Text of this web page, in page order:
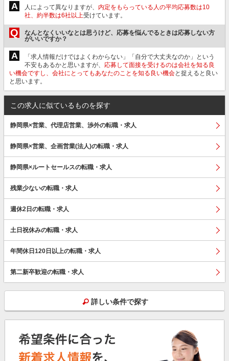
A 人によって異なりますが、 内定をもらっている人の平均応募数は10
社、約半数は6社以上受けています。
Q
なんとなくいいなとは思うけど、応募を悩んでるときは応募しない方
がいいですか？
A
「求人情報だけではよくわからない」「自分で大丈夫なのか」という
不安もあるかと思いますが、 応募して面接を受けるのは会社を知る良
い機会ですし、会社にとってもあなたのことを知る良い機会と捉えると良い
と思います。
この求人に似ているものを探す
静岡県×営業、代理店営業、渉外の転職・求人
静岡県×営業、企画営業(法人)の転職・求人
静岡県×ルートセールスの転職・求人
残業少ないの転職・求人
週休2日の転職・求人
土日祝休みの転職・求人
年間休日120日以上の転職・求人
第二新卒歓迎の転職・求人
詳しい条件で探す